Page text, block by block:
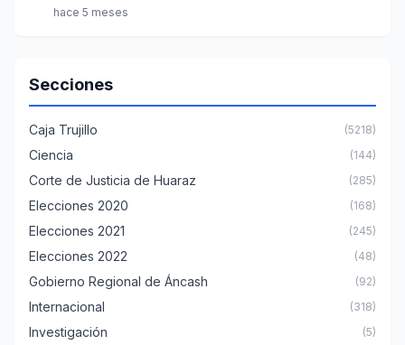
hace 5 meses
Secciones
Caja Trujillo (5218)
Ciencia (144)
Corte de Justicia de Huaraz (285)
Elecciones 2020 (168)
Elecciones 2021 (245)
Elecciones 2022 (48)
Gobierno Regional de Áncash (92)
Internacional (318)
Investigación (5)